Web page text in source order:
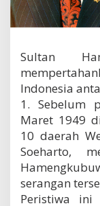
Sultan
Indonesia
1. Sebelum
Maret 1949
10 daerah
Soeharto,
serangan
Peristiwa ini